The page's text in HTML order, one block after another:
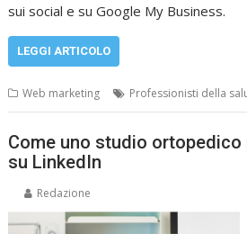
sui social e su Google My Business.
LEGGI ARTICOLO
Web marketing Professionisti della
Come uno studio ortopedico
su LinkedIn
Redazione